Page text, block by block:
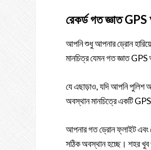
রেকর্ড গত জ্ঞাত
আপনি শুধু আপনার ড্রোন
মানচিত্র যেমন গত জ্ঞাত
যে এছাড়াও, যদি আপনি পুলিশ
অবস্থান মানচিত্রে একটি
আপনার গত ড্রোন ফ্লাইট এবং
সঠিক অবস্থান হচ্ছে। শহর খুব